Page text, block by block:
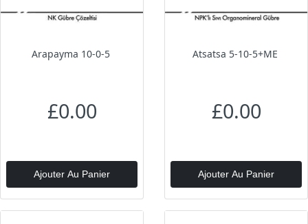
Arapayma 10-0-5
£0.00
Ajouter Au Panier
Atsatsa 5-10-5+ME
£0.00
Ajouter Au Panier